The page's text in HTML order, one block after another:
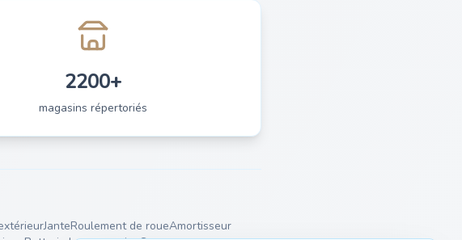
2200+
magasins répertoriés
JanteRoulement de roueAmortisseur